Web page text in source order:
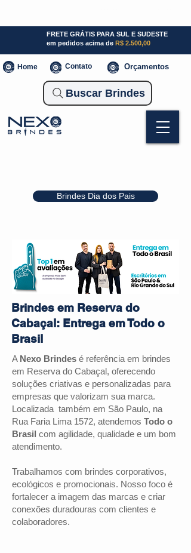
Brindes Dia dos Pais
FRETE GRÁTIS PARA SUL E SUDESTE
em pedidos acima de R$ 2.500,00
Home Contato Orçamentos
Buscar Brindes
Brindes em Reserva do
Cabaçal: Entrega em Todo o
Brasil
A Nexo Brindes é referência em brindes
em Reserva do Cabaçal, oferecendo
soluções criativas e personalizadas para
empresas que valorizam sua marca.
Localizada também em São Paulo, na
Rua Faria Lima 1572, atendemos Todo o
Brasil com agilidade, qualidade e um bom
atendimento.
Trabalhamos com brindes corporativos,
ecológicos e promocionais. Nosso foco é
fortalecer a imagem das marcas e criar
conexões duradouras com clientes e
colaboradores.